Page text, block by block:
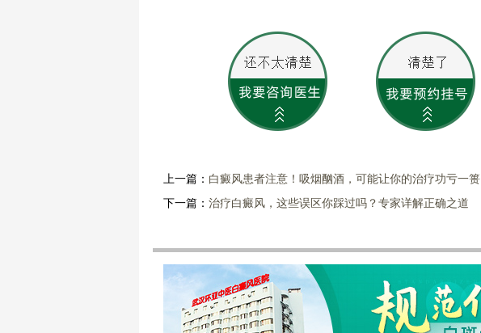
上一篇： 白癜风患者注意！吸烟酗酒，可能让你的治疗功亏一篑
下一篇： 治疗白癜风，这些误区你踩过吗？专家详解正确之道